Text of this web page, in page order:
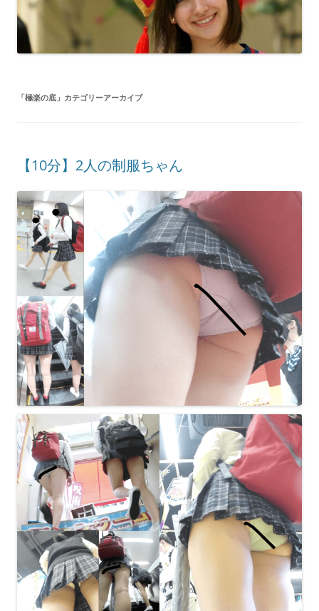
「極楽の底 」カテゴリーアーカイブ
【10分】2人の制服ちゃん